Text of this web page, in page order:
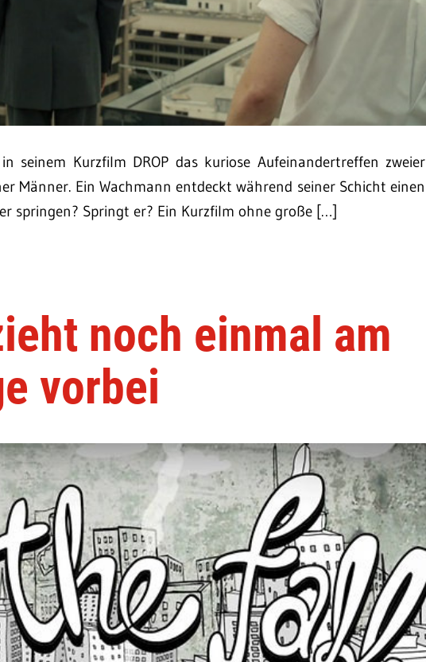
seinem Kurzfilm DROP das kuriose Aufeinandertreffen zweier
Männer. Ein Wachmann entdeckt während seiner Schicht einen
springen? Springt er? Ein Kurzfilm ohne große […]
noch einmal am
vorbei